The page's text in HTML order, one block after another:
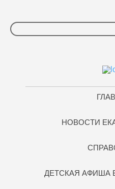
НОВОСТИ
ДЕТСКАЯ АФИША